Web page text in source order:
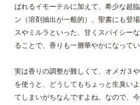
ばれるイモーテルに加えて、希少な超
ン（溶剤抽出が一般的）、聖書にも登
スやミルラといった、甘くスパイシー
ることで、香りも一層華やかになってい
実は香りの調整が難しくて、オメガ３
を使うと、どうしてもちょっと生臭い
てしまいがちなんですよね。なので、